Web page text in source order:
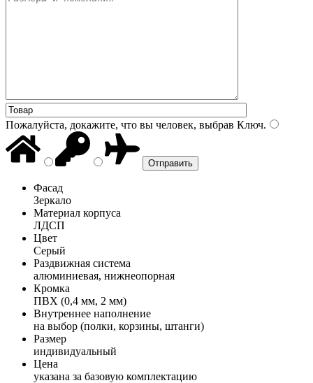
Пожалуйста, докажите, что вы человек, выбрав Ключ.
Фасад
Зеркало
Материал корпуса
ЛДСП
Цвет
Серый
Раздвижная система
алюминиевая, нижнеопорная
Кромка
ПВХ (0,4 мм, 2 мм)
Внутреннее наполнение
на выбор (полки, корзины, штанги)
Размер
индивидуальный
Цена
указана за базовую комплектацию